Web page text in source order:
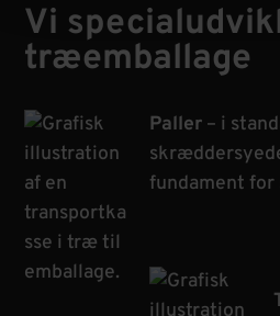
Vi
træemballage
Paller – i
fundament